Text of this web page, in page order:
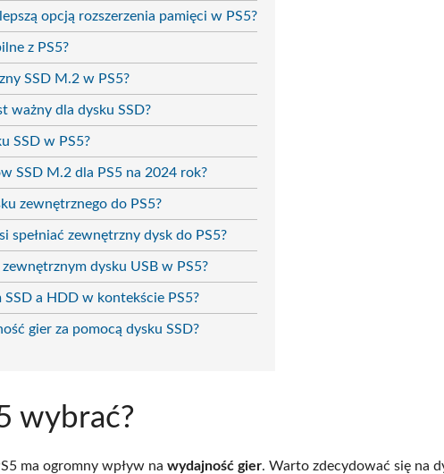
opcją rozszerzenia pamięci w PS5?
z PS5?
SSD M.2 w PS5?
ważny dla dysku SSD?
SSD w PS5?
SSD M.2 dla PS5 na 2024 rok?
zewnętrznego do PS5?
spełniać zewnętrzny dysk do PS5?
dysku USB w PS5?
SSD a HDD w kontekście PS5?
gier za pomocą dysku SSD?
wybrać?
ma ogromny wpływ na wydajność gier. Warto zdecydować się na